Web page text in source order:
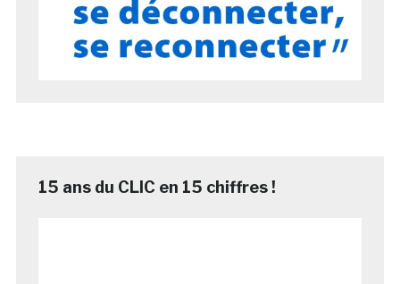
15 ans du CLIC en 15 chiffres !